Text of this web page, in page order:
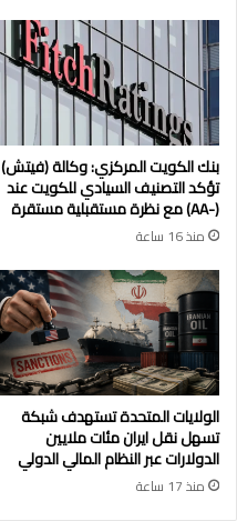
بنك الكويت المركزي: وكالة (فيتش)
تؤكد التصنيف السيادي للكويت عند
(-AA) مع نظرة مستقبلية مستقرة
منذ 16 ساعة
الولايات المتحدة تستهدف شبكة
تسهل نقل ايران مئات ملايين
الدولارات عبر النظام المالي الدولي
منذ 17 ساعة